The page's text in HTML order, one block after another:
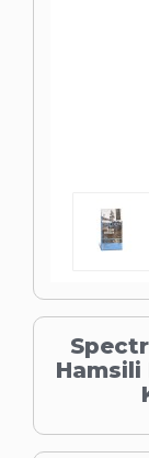
Hamsili